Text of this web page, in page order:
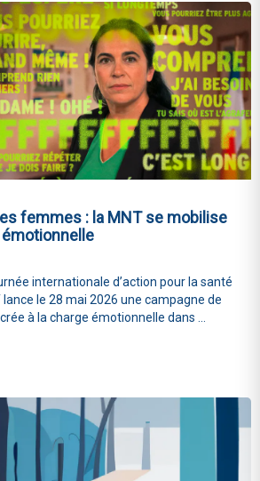
femmes : la MNT se mobilise
internationale d’action pour la santé
le 28 mai 2026 une campagne de
à la charge émotionnelle dans ...